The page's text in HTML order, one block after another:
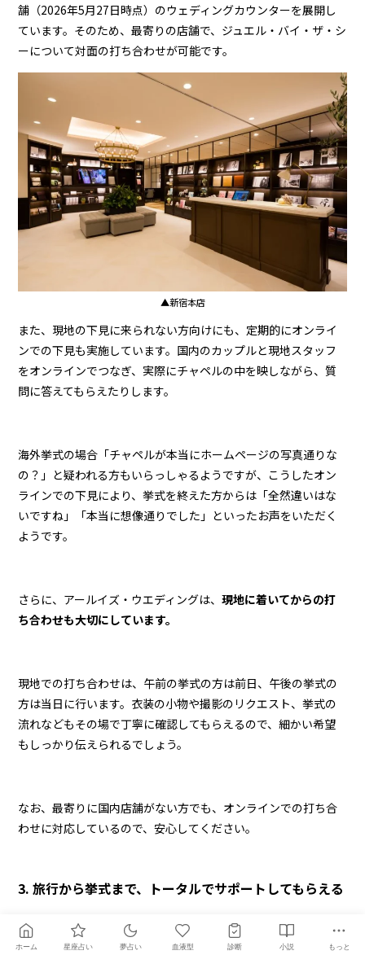
舗（2026年5月27日時点）のウェディングカウンターを展開し
ています。そのため、最寄りの店舗で、ジュエル・バイ・ザ・シ
ーについて対面の打ち合わせが可能です。
▲新宿本店
また、現地の下見に来られない方向けにも、定期的にオンライ
ンでの下見も実施しています。国内のカップルと現地スタッフ
をオンラインでつなぎ、実際にチャペルの中を映しながら、質
問に答えてもらえたりします。
海外挙式の場合「チャペルが本当にホームページの写真通りな
の？」と疑われる方もいらっしゃるようですが、こうしたオン
ラインでの下見により、挙式を終えた方からは「全然違いはな
いですね」「本当に想像通りでした」といったお声をいただく
ようです。
さらに、アールイズ・ウエディングは、現地に着いてからの打
ち合わせも大切にしています。
現地での打ち合わせは、午前の挙式の方は前日、午後の挙式の
方は当日に行います。衣装の小物や撮影のリクエスト、挙式の
流れなどもその場で丁寧に確認してもらえるので、細かい希望
もしっかり伝えられるでしょう。
なお、最寄りに国内店舗がない方でも、オンラインでの打ち合
わせに対応しているので、安心してください。
3. 旅行から挙式まで、トータルでサポートしてもらえる
アールイズ・ウエディングはウェディングだけでなく、
旅行もト
ータルでサポートしています。
ホーム 星座占い 夢占い 血液型 診断 小説 もっと